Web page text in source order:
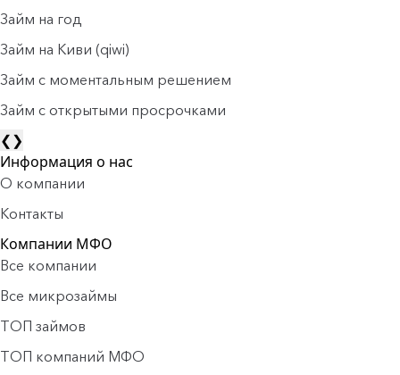
Займ на год
Займ на Киви (qiwi)
Займ c моментальным решением
Займ с открытыми просрочками
❮❯
Информация о нас
О компании
Контакты
Компании МФО
Все компании
Все микрозаймы
ТОП займов
ТОП компаний МФО